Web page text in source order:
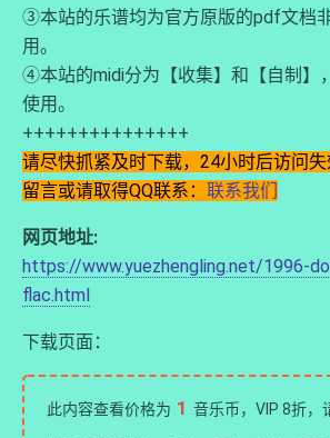
③本站的乐谱均为官方原版的pdf文档
用。
④本站的midi分为【收集】和【自制】
使用。
+++++++++++++++
请尽快抓紧及时下载，24小时后访问
留言或请取得QQ联系： 联系我们
网页地址:
https://www.yuezhengling.net/1996-
flac.html
下载页面：
此内容查看价格为 1 音乐币，VIP 8折，